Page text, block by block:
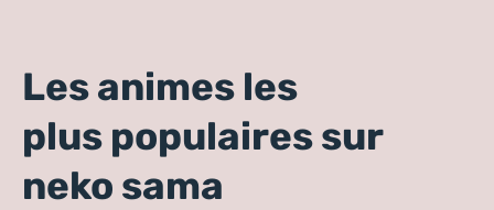
Les animes les
plus populaires sur
neko sama